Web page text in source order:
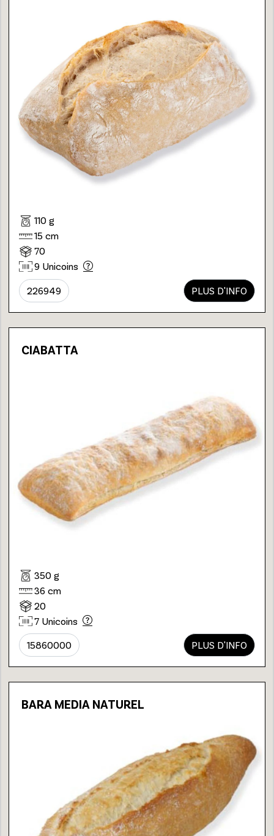
110 g
15 cm
70
9 Unicoins
226949 PLUS D'INFO
CIABATTA
350 g
36 cm
20
7 Unicoins
15860000 PLUS D'INFO
BARA MEDIA NATUREL